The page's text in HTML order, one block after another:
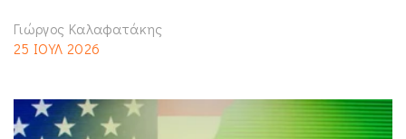
Γιώργος Καλαφατάκης
25 ΙΟΥΛ 2026